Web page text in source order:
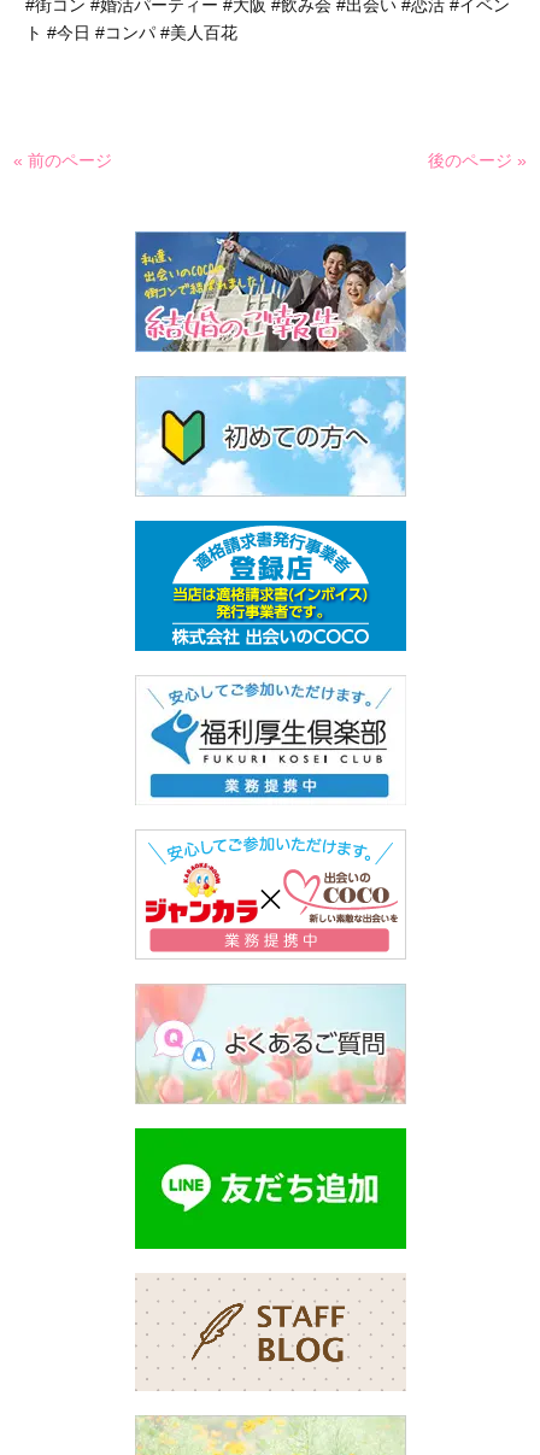
#街コン #婚活パーティー #大阪 #飲み会 #出会い #恋活 #イベン
ト #今日 #コンパ #美人百花
« 前のページ 後のページ »